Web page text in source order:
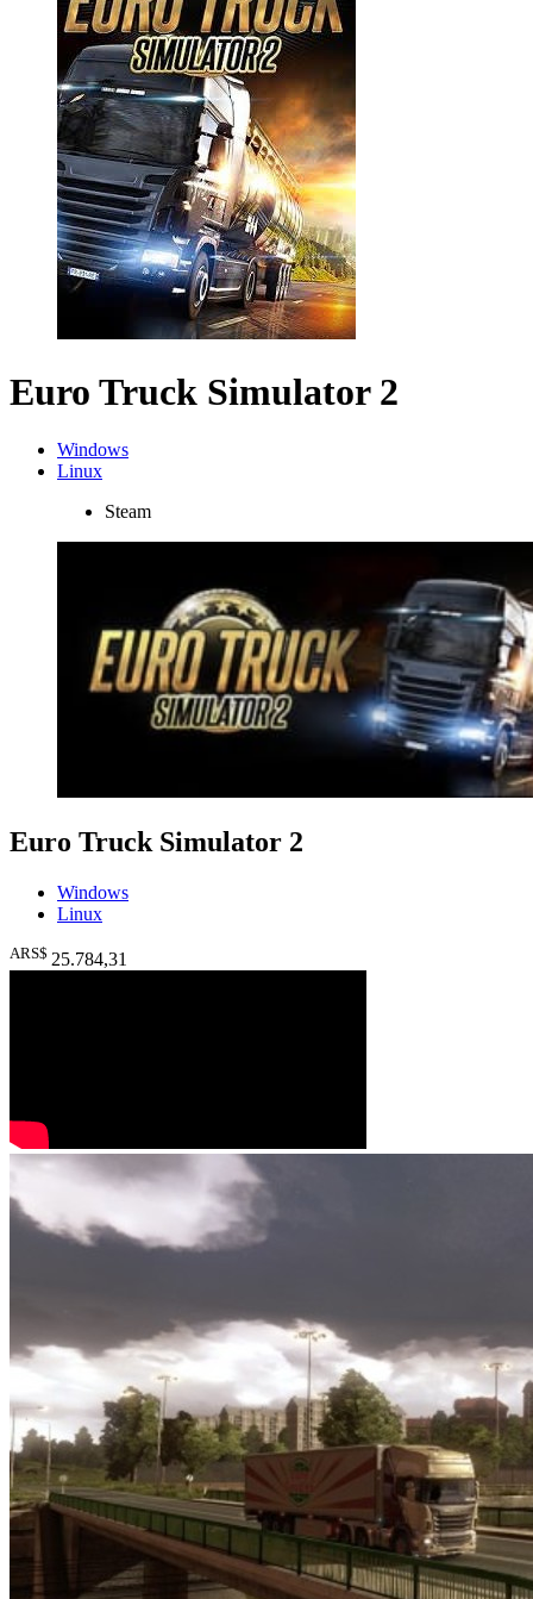
Euro Truck Simulator 2
Windows
Linux
Steam
Euro Truck Simulator 2
Windows
Linux
ARS$ 25.784,31